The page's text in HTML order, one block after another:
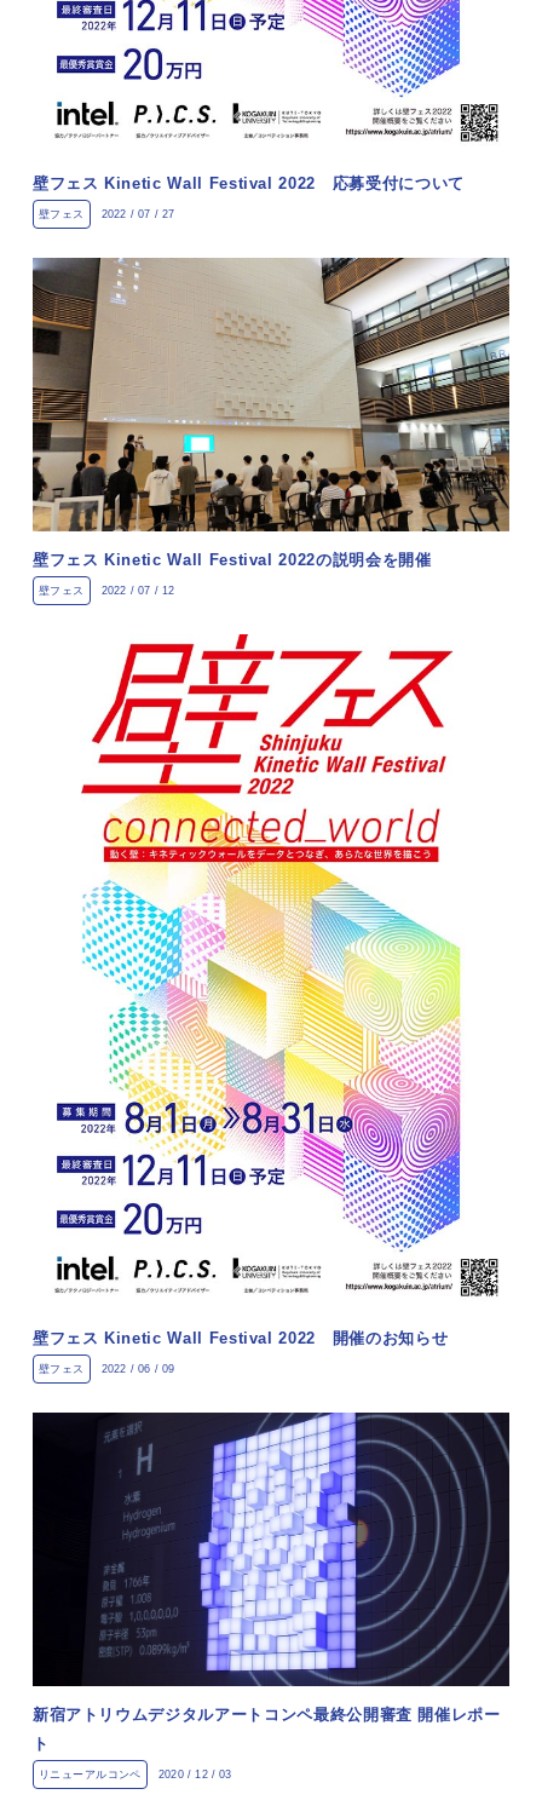
壁フェス Kinetic Wall Festival 2022 応募受付について
壁フェス 2022 / 07 / 27
壁フェス Kinetic Wall Festival 2022の説明会を開催
壁フェス 2022 / 07 / 12
壁フェス Kinetic Wall Festival 2022 開催のお知らせ
壁フェス 2022 / 06 / 09
新宿アトリウムデジタルアートコンペ最終公開審査 開催レポー
ト
リニューアルコンペ 2020 / 12 / 03